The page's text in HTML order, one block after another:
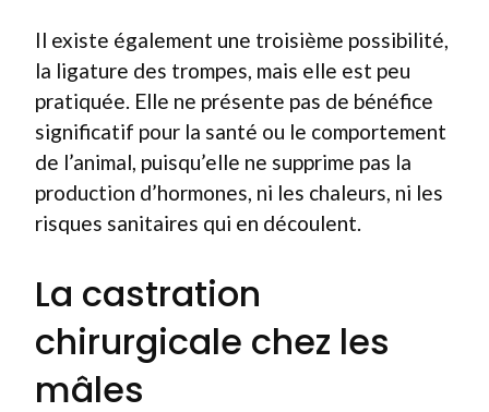
Il existe également une troisième possibilité,
la ligature des trompes, mais elle est peu
pratiquée. Elle ne présente pas de bénéfice
significatif pour la santé ou le comportement
de l’animal, puisqu’elle ne supprime pas la
production d’hormones, ni les chaleurs, ni les
risques sanitaires qui en découlent.
La castration
chirurgicale chez les
mâles